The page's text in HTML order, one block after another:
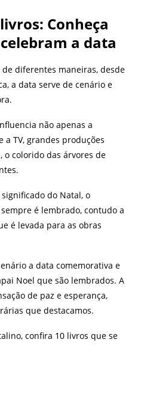
Conheça
a data
diferentes maneiras, desde
a data serve de cenário e
não apenas a
a TV, grandes produções
o colorido das árvores de
do Natal, o
é lembrado, contudo a
é levada para as obras
a data comemorativa e
Noel que são lembrados. A
de paz e esperança,
que destacamos.
confira 10 livros que se